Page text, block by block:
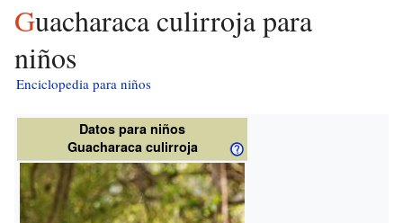
Guacharaca culirroja para
niños
Enciclopedia para niños
Datos para niños
Guacharaca culirroja